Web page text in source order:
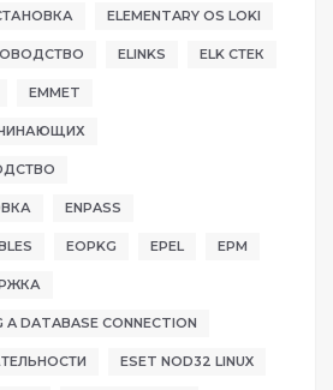
ELEMENTARY OS LOKI
ELINKS ELK СТЕК
EMMET
ENPASS
EOPKG EPEL EPM
A DATABASE CONNECTION
ESET NOD32 LINUX